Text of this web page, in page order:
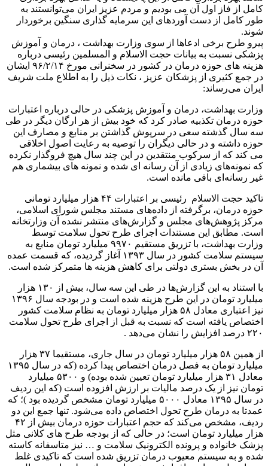
کامل از فاز اول آن می بودیم و مردم عزیز ایران می‌توانستند به
طور کامل از دست آوردهای این سرمایه گذاری سنگین برخوردار
شوند.
پیرو طرح برخی ادعاها از سوی وزارت بهداشت ، درمان و آموزش
پزشکی نسبت به بیانات حجت الاسلام و المسلمین رئیسی درباره
هزینه های حوزه درمان در کشور در سخنرانی مورخ ۹۶/۲/۱۴ ایشان
در جمع کثیری از پزشکان عزیز ، نکات ذیل را به اطلاع ملت شریف
ایران می‌رساند:
وزارت بهداشت، درمان و آموزش پزشکی در حالی درباره اعتبارات
حوزه درمان تکذبیه صادر کرد که خود بیش از هر ارگان دیگر در طی
سه سال گذشته سعی در سرپوش گذاشتن بر منابع و مصارف این
حوزه داشته و در حالی دیگران را توصیه به رعایت اصول اخلاقی
می کند که از سرکوب منتقدین در این چند سال هیچ فروگذار نکرده
که نمونه‌های زیادی از آن رسانه ای شده و نمونه های بیشماری هم
غیر رسانه‌ای باقی مانده است.
تاکید حجت الاسلام رئیسی بر اعتبارات ۴۴ هزار میلیارد تومانی
حوزه درمان، برگرفته از داده‌های مستند مجلس شورای اسلامی،
مرکز پژوهش‌های مجلس و گزارش‌های منتشر نشده آن وزارتخانه
است. مطابق این مستندات اجرای طرح تحول سلامت توسط
وزارت بهداشت، با تزریق مستقیم ۹۹۷۰ میلیارد تومان منابع به
سیستم سلامت کشور در سال ۱۳۹۳ آغاز گردیده، که قسمت عمده
آن در بخش بستری دولتی برای کاهش هزینه ها متمرکز شده است.
با استناد به این گزارش‌ها در طی این سه سال، بیش از ۱۳۰ هزار
میلیارد تومان در این طرح هزینه شده است و در بودجه سال ۱۳۹۶
نیز اعتباری معادل ۵۸ هزار میلیارد تومان به نظام سلامت کشور
اختصاص یافته است که نسبت به قبل از اجرای طرح تحول سلامت
۲۲۰ درصد افزایش را نشان می‌دهد .
از همین ۵۸ هزار میلیارد تومان در سال جاری، مستقیما ۳۷ هزار
میلیارد تومان به فصل درمان اختصاص پیدا کرده (که در سال ۱۳۹۵
معادل ۳۱ هزار میلیارد تومان تعیین شده بوده) و ۵۳۰۰ میلیارد
تومان نیز از یک درصد مالیات بر ارزش افزوده است (که این ردیف
در سال ۱۳۹۵ معادل ۵۰۰۰ میلیارد تومان مشخص گردیده بود )؛ که
عمدتا به درمان طرح تحول اختصاص داده می‌شود. تنها جمع این دو
ردیف، مشخص می‌کند که حجم اعتبارات حوزه درمان بیش از ۴۲
هزار میلیارد تومان است؛ در حالی که از بودجه طرح های کلانی مثل
پزشک خانواده و پرونده الکترونیک سلامت و … نیز متاسفانه کاسته
شده و به سیستم معیوب درمان تزریق شده است که تاکیدی غلط